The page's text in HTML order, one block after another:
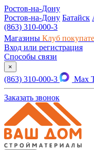
Ростов-на-Дону
Ростов-на-Дону Батайск
(863) 310-000-3
Магазины Клуб
Вход или регистрация
Способы связи
×
(863) 310-000-3 Max
Заказать звонок